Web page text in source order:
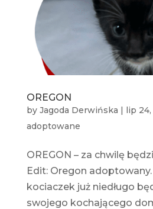
OREGON
by Jagoda Derwińska | lip
adoptowane
OREGON – za chwilę
Edit: Oregon
kociaczek już niedługo
swojego kochającego